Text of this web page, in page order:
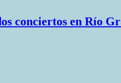
conciertos en Río